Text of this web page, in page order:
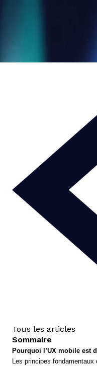
Tous les articles
Sommaire
Pourquoi l’UX mobile est
Les principes fondamentaux